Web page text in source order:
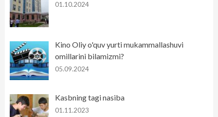
01.10.2024
Kino Oliy o'quv yurti mukammallashuvi
omillarini bilamizmi?
05.09.2024
Kasbning tagi nasiba
01.11.2023